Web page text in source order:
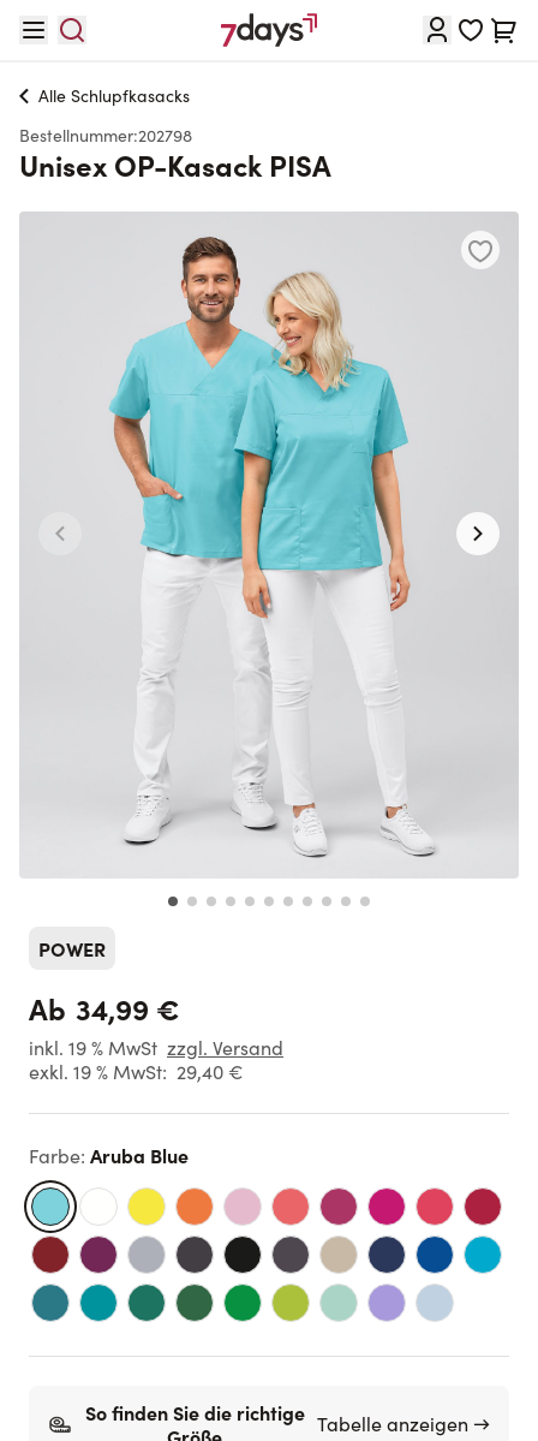
Alle Schlupfkasacks
Bestellnummer:202798
Unisex OP-Kasack PISA
POWER
Ab 34,99 €
inkl. 19 % MwSt zzgl. Versand
exkl. 19 % MwSt: 29,40 €
Farbe: Aruba Blue
So finden Sie die richtige Tabelle anzeigen →